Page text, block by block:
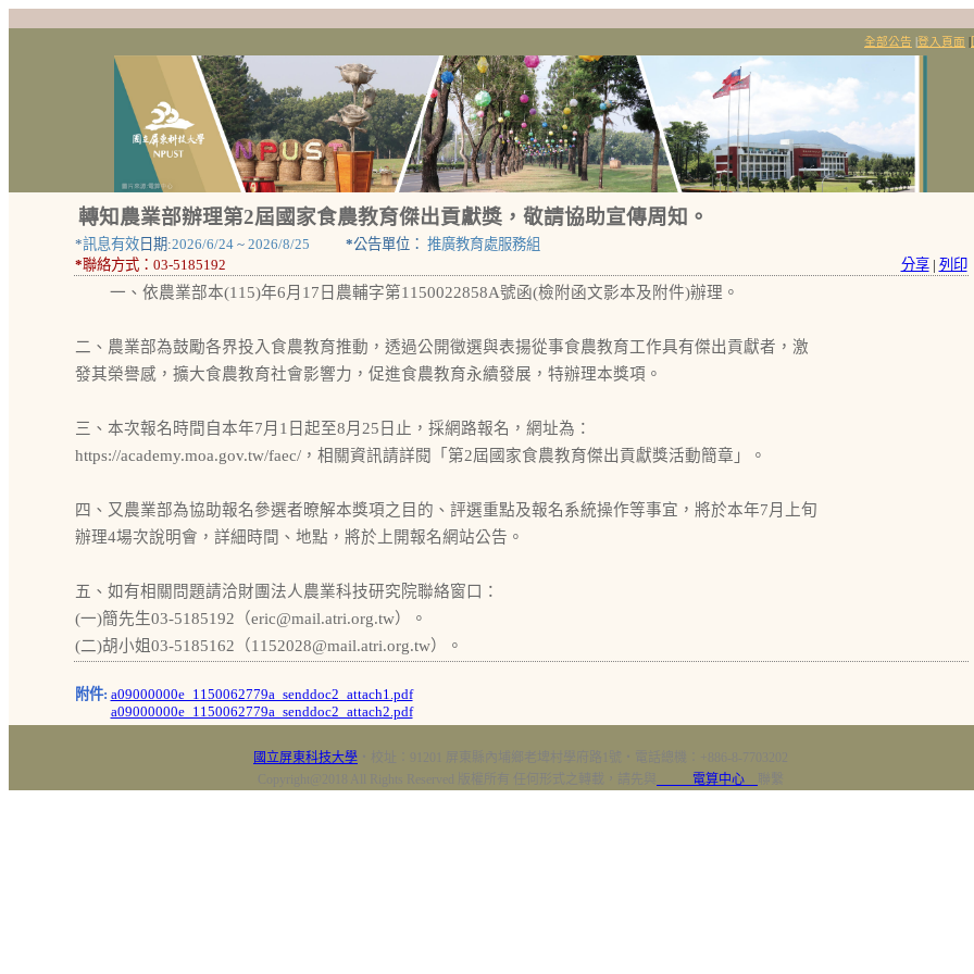
全部公告 登入頁面
轉知農業部辦理第2屆國家食農教育傑出貢獻獎，敬請協助宣傳周知。
*訊息有效日期:2026/6/24~ 2026/8/25 *公告單位： 推廣教育處服務組
*聯絡方式： 03-5185192 分享 | 列印
一、依農業部本(115)年6月17日農輔字第1150022858A號函(檢附函文影本及附件)辦理。
二、農業部為鼓勵各界投入食農教育推動，透過公開徵選與表揚從事食農教育工作具有傑出貢獻者，激
發其榮譽感，擴大食農教育社會影響力，促進食農教育永續發展，特辦理本獎項。
三、本次報名時間自本年7月1日起至8月25日止，採網路報名，網址為：
https://academy.moa.gov.tw/faec/，相關資訊請詳閱「第2屆國家食農教育傑出貢獻獎活動簡章」。
四、又農業部為協助報名參選者暸解本獎項之目的、評選重點及報名系統操作等事宜，將於本年7月上旬
辦理4場次說明會，詳細時間、地點，將於上開報名網站公告。
五、如有相關問題請洽財團法人農業科技研究院聯絡窗口：
(一)簡先生03-5185192（eric@mail.atri.org.tw）。
(二)胡小姐03-5185162（1152028@mail.atri.org.tw）。
附件: a09000000e_1150062779a_senddoc2_attach1.pdf
a09000000e_1150062779a_senddoc2_attach2.pdf
國立屏東科技大學
電算中心